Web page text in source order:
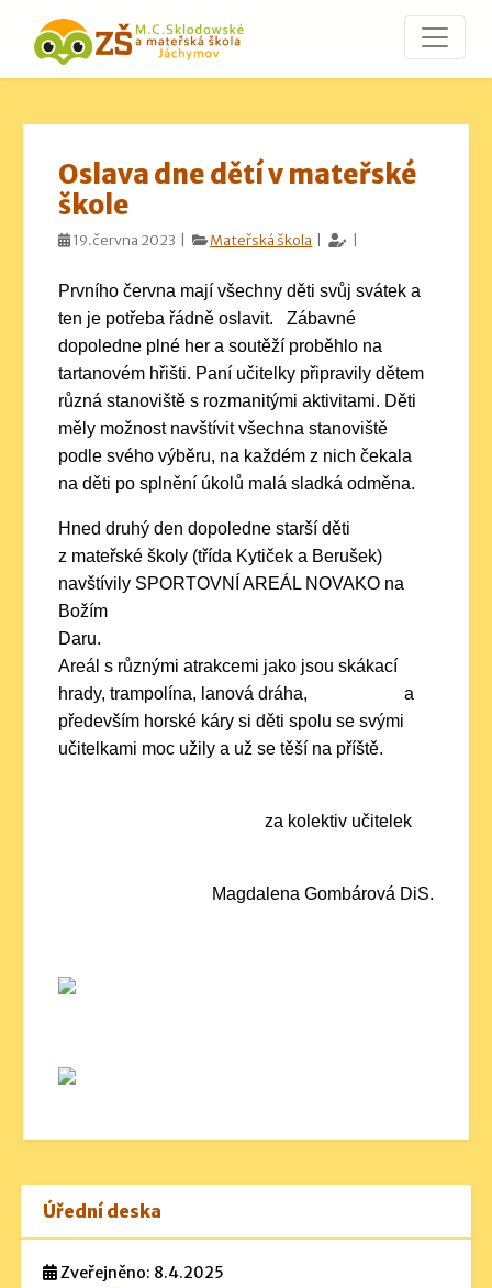
Oslava dne dětí v mateřské
škole
19.června 2023 | Mateřská škola |
Prvního června mají všechny děti svůj svátek a
ten je potřeba řádně oslavit. Zábavné
dopoledne plné her a soutěží proběhlo na
tartanovém hřišti. Paní učitelky připravily dětem
různá stanoviště s rozmanitými aktivitami. Děti
měly možnost navštívit všechna stanoviště
podle svého výběru, na každém z nich čekala
na děti po splnění úkolů malá sladká odměna.
Hned druhý den dopoledne starší děti
z mateřské školy (třída Kytiček a Berušek)
navštívily SPORTOVNÍ AREÁL NOVAKO na
Božím
Daru.
Areál s různými atrakcemi jako jsou skákací
hrady, trampolína, lanová dráha, a
především horské káry si děti spolu se svými
učitelkami moc užily a už se těší na příště.
za kolektiv učitelek
Magdalena Gombárová DiS.
Úřední deska
Zveřejněno: 8.4.2025